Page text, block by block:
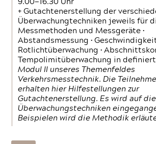
9.00—16.30 Uhr
+ Gutachtenerstellung der
Überwachungtechniken jeweils für
Messmethoden und Messgeräte •
Abstandsmessung •
Rotlichtüberwachung •
Tempolimitüberwachung in
Modul II unseres Themenfeldes
Verkehrsmesstechnik. Die
erhalten hier Hilfestellungen zur
Gutachtenerstellung. Es wird auf
Überwachungstechniken
Beispielen wird die Methodik